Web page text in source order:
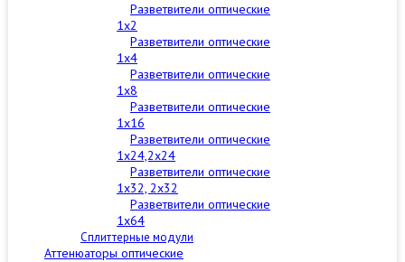
Разветвители оптические
1x2
Разветвители оптические
1x4
Разветвители оптические
1x8
Разветвители оптические
1x16
Разветвители оптические
1x24,2x24
Разветвители оптические
1x32, 2x32
Разветвители оптические
1x64
Сплиттерные модули
Аттенюаторы оптические